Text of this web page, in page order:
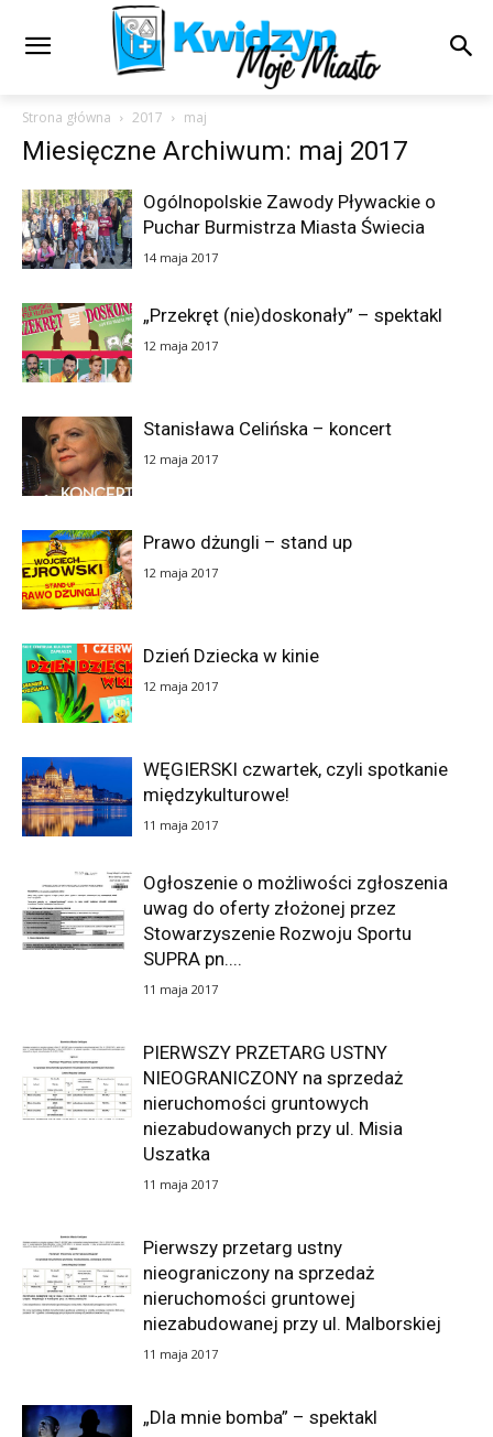
Strona główna 2017 maj
Miesięczne Archiwum: maj 2017
Ogólnopolskie Zawody Pływackie o
Puchar Burmistrza Miasta Świecia
14 maja 2017
„Przekręt (nie)doskonały” – spektakl
12 maja 2017
Stanisława Celińska – koncert
12 maja 2017
Prawo dżungli – stand up
12 maja 2017
Dzień Dziecka w kinie
12 maja 2017
WĘGIERSKI czwartek, czyli spotkanie
międzykulturowe!
11 maja 2017
Ogłoszenie o możliwości zgłoszenia
uwag do oferty złożonej przez
Stowarzyszenie Rozwoju Sportu
SUPRA pn....
11 maja 2017
PIERWSZY PRZETARG USTNY
NIEOGRANICZONY na sprzedaż
nieruchomości gruntowych
niezabudowanych przy ul. Misia
Uszatka
11 maja 2017
Pierwszy przetarg ustny
nieograniczony na sprzedaż
nieruchomości gruntowej
niezabudowanej przy ul. Malborskiej
11 maja 2017
„Dla mnie bomba” – spektakl